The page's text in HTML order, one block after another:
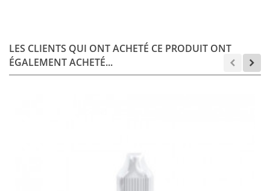
LES CLIENTS QUI ONT ACHETÉ CE PRODUIT ONT
ÉGALEMENT ACHETÉ...